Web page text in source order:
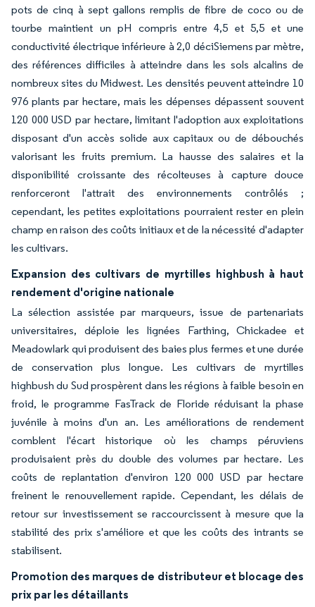
pots de cinq à sept gallons remplis de fibre de coco ou de
tourbe maintient un pH compris entre 4,5 et 5,5 et une
conductivité électrique inférieure à 2,0 déciSiemens par mètre,
des références difficiles à atteindre dans les sols alcalins de
nombreux sites du Midwest. Les densités peuvent atteindre 10
976 plants par hectare, mais les dépenses dépassent souvent
120 000 USD par hectare, limitant l'adoption aux exploitations
disposant d'un accès solide aux capitaux ou de débouchés
valorisant les fruits premium. La hausse des salaires et la
disponibilité croissante des récolteuses à capture douce
renforceront l'attrait des environnements contrôlés ;
cependant, les petites exploitations pourraient rester en plein
champ en raison des coûts initiaux et de la nécessité d'adapter
les cultivars.
Expansion des cultivars de myrtilles highbush à haut
rendement d'origine nationale
La sélection assistée par marqueurs, issue de partenariats
universitaires, déploie les lignées Farthing, Chickadee et
Meadowlark qui produisent des baies plus fermes et une durée
de conservation plus longue. Les cultivars de myrtilles
highbush du Sud prospèrent dans les régions à faible besoin en
froid, le programme FasTrack de Floride réduisant la phase
juvénile à moins d'un an. Les améliorations de rendement
comblent l'écart historique où les champs péruviens
produisaient près du double des volumes par hectare. Les
coûts de replantation d'environ 120 000 USD par hectare
freinent le renouvellement rapide. Cependant, les délais de
retour sur investissement se raccourcissent à mesure que la
stabilité des prix s'améliore et que les coûts des intrants se
stabilisent.
Promotion des marques de distributeur et blocage des
prix par les détaillants